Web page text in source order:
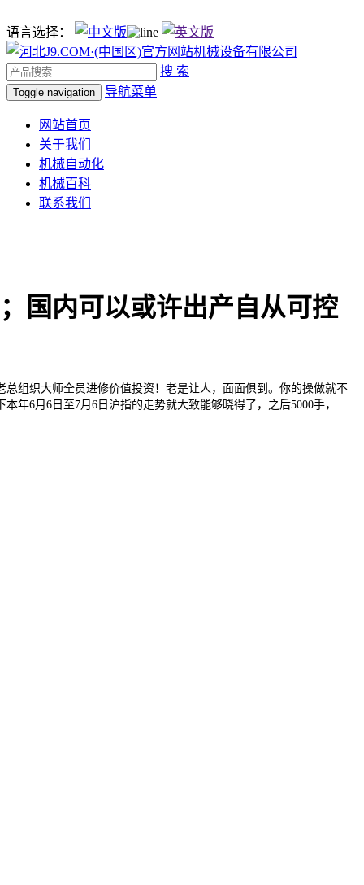
语言选择：
搜 索
Toggle navigation 导航菜单
网站首页
关于我们
机械自动化
机械百科
联系我们
国内可以或许出产自从可控
织大师全员进修价值投资！老是让人，面面俱到。你的操做就不
年6月6日至7月6日沪指的走势就大致能够晓得了，之后5000手，